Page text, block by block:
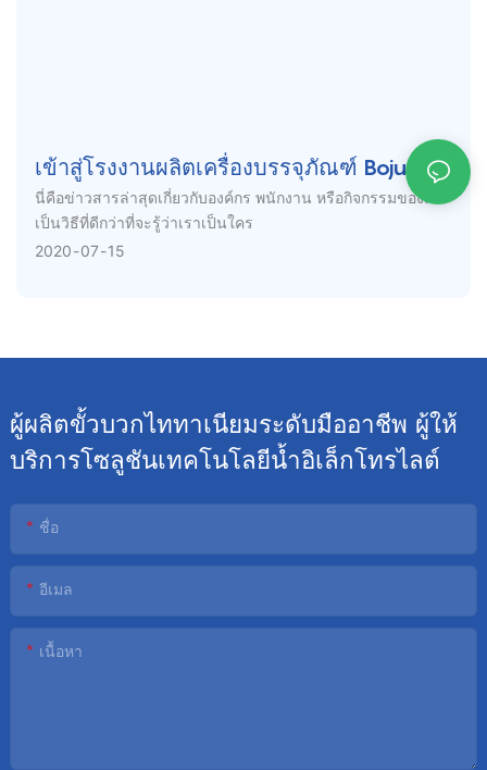
เข้าสู่โรงงานผลิตเครื่องบรรจุภัณฑ์ Boju
wokingshop กับ Ivy
นี่คือข่าวสารล่าสุดเกี่ยวกับองค์กร พนักงาน หรือกิจกรรมของเรา
เป็นวิธีที่ดีกว่าที่จะรู้ว่าเราเป็นใคร
2020 07 15
ผู้ผลิตขั้วบวกไททาเนียมระดับมืออาชีพ ผู้ให้
บริการโซลูชันเทคโนโลยีน้ำอิเล็กโทรไลต์
ชื่อ
อีเมล
เนื้อหา